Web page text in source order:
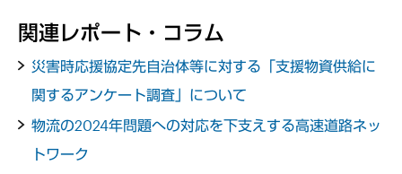
関連レポート・コラム
災害時応援協定先自治体等に対する「支援物資供給に
関するアンケート調査」について
物流の2024年問題への対応を下支えする高速道路ネッ
トワーク